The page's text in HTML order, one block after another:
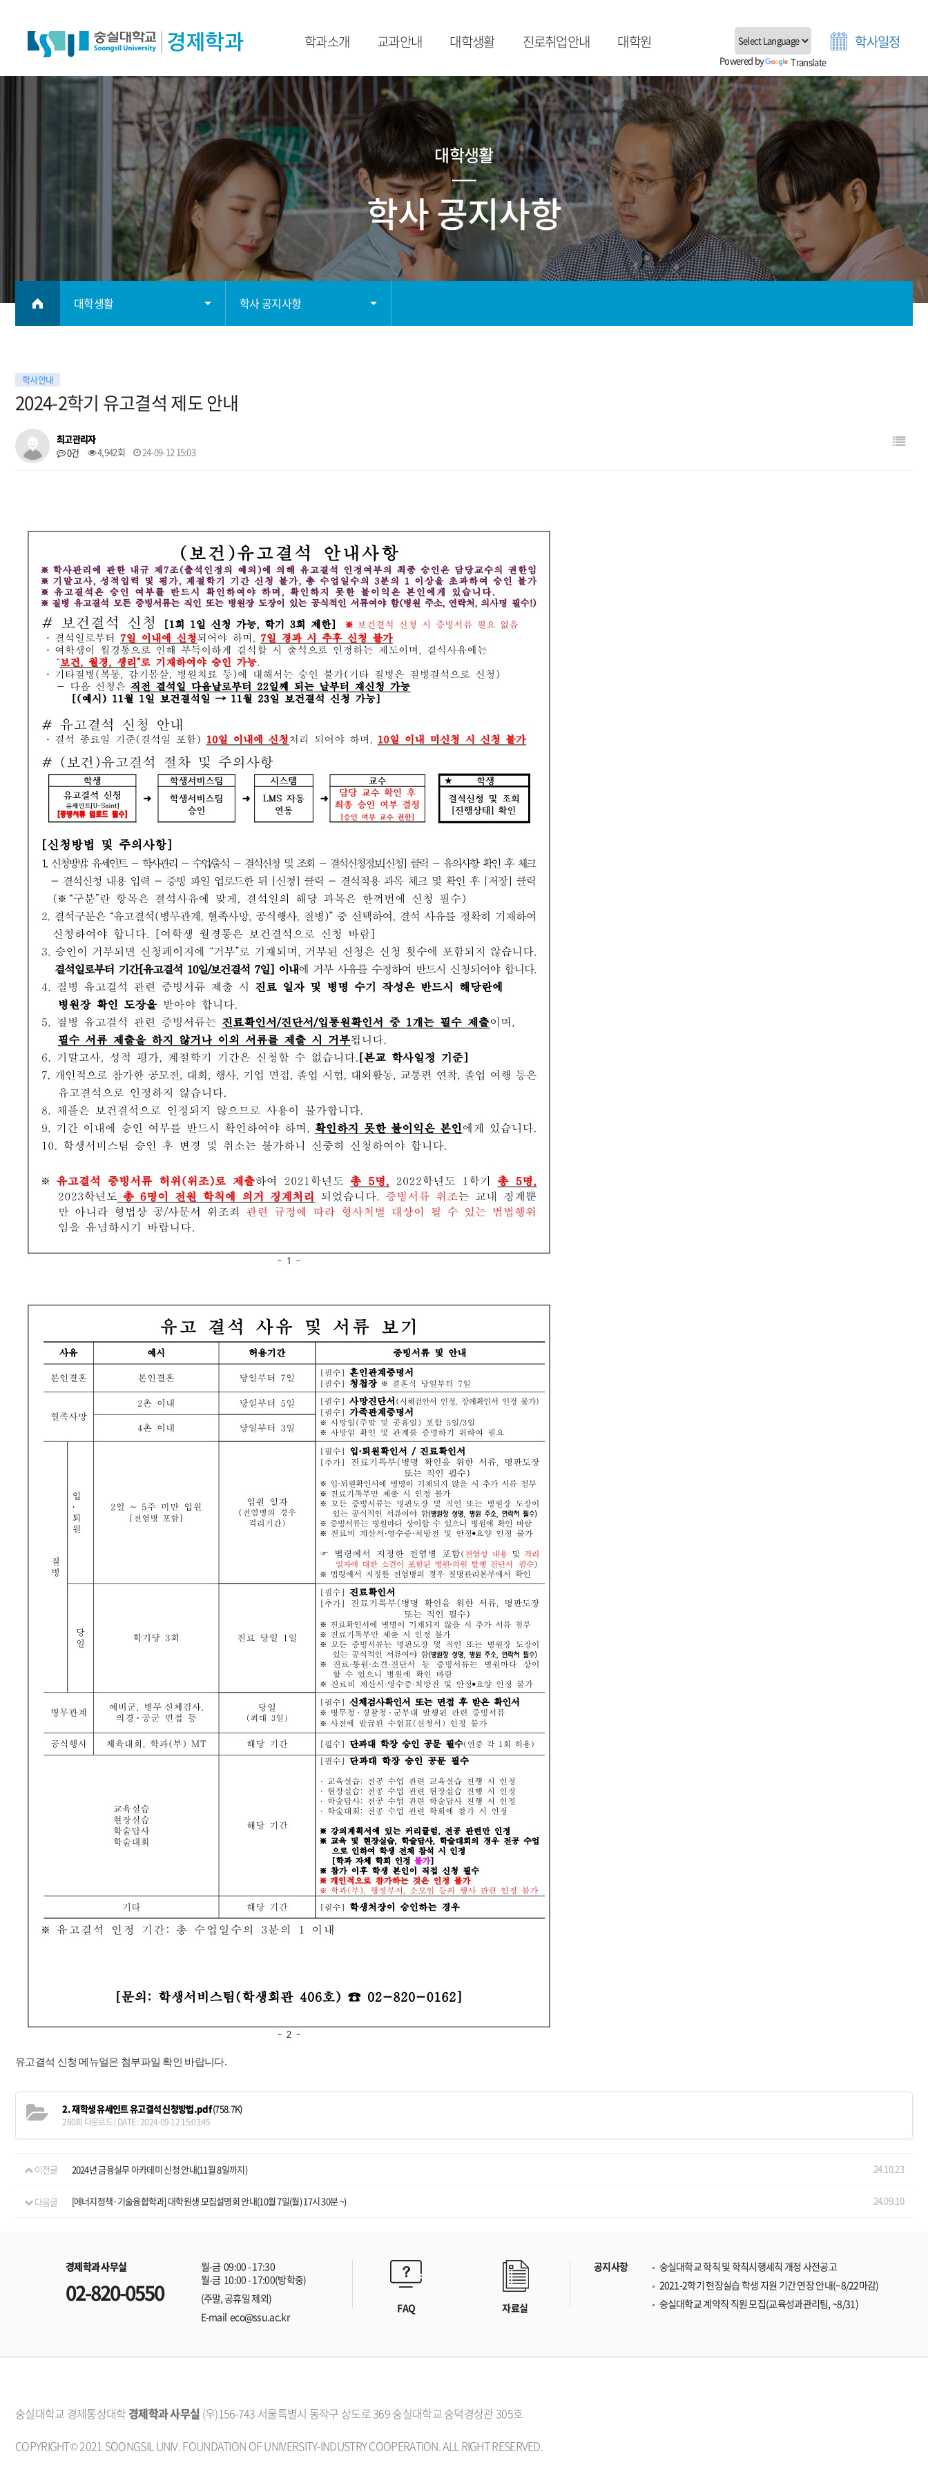
학과소개
학과소개
교수진
오시는길
교과안내
수강가이드
교과목 소개
비교과 소개
장학제도
학사FAQ
대학생활
학사일정
학사공지사항
공모전
학과 소모임
자료실
진로취업안내
취업프로그램
취업FAQ
대학원
대학원 소개
졸업생 진로현황
대학원 공지사항
Powered by Translate
학사일정
대학생활
학사 공지사항
대학생활
교과안내
대학생활
대학원
학사 공지사항
자료실
학사안내
2024-2학기 유고결석 제도 안내
최고관리자
0건
4,942회 24-09-12 15:03
유고결석 신청 메뉴얼은 첨부파일 확인 바랍니다.
2. 재학생 유세인트 유고결석 신청방법.pdf(758.7K)
280회 다운로드 | DATE : 2024-09-12 15:03:45
이전글 2024년 금융실무 아카데미 신청 안내(11월 8일까지) 24.10.23
다음글 [에너지정책·기술융합학과] 대학원생 모집설명회 안내(10월 7일(월) 17시 30분 ~) 24.09.10
경제학과 사무실
02-820-0550
월-금 09:00 - 17:30
월-금 10:00 - 17:00(방학중)
(주말, 공휴일 제외)
E-mail eco@ssu.ac.kr
FAQ 자료실
공지사항
숭실대학교 학칙 및 학칙시행세칙 개정 사전공고
2021-2학기 현장실습 학생 지원 기간 연장 안내(~8/22마감)
숭실대학교 계약직 직원 모집(교육성과관리팀, ~8/31)
숭실대학교 경제통상대학 경제학과 사무실 (우)156-743 서울특별시 동작구 상도로 369 숭실대학교 숭덕경상관 305호
COPYRIGHT© 2021 SOONGSIL UNIV. FOUNDATION OF UNIVERSITY-INDUSTRY COOPERATION. ALL RIGHT RESERVED.